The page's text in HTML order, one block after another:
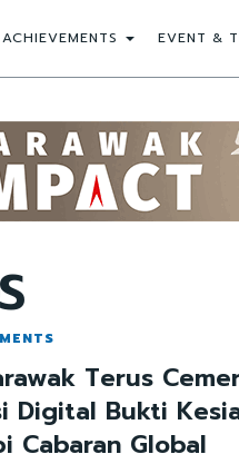
ACHIEVEMENTS EVENT &
Terus
Digital Bukti
Cabaran Global